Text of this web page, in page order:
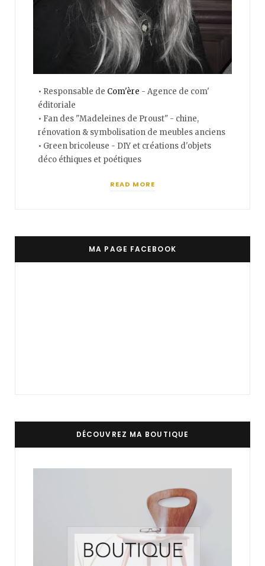
• Responsable de Com'ère - Agence de com'
éditoriale
• Fan des "Madeleines de Proust" - chine,
rénovation & symbolisation de meubles anciens
• Green bricoleuse - DIY et créations d'objets
déco éthiques et poétiques
READ MORE
MA PAGE FACEBOOK
DÉCOUVREZ MA BOUTIQUE